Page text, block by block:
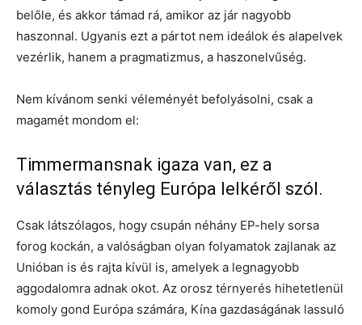
belőle, és akkor támad rá, amikor az jár nagyobb
haszonnal. Ugyanis ezt a pártot nem ideálok és alapelvek
vezérlik, hanem a pragmatizmus, a haszonelvűség.
Nem kívánom senki véleményét befolyásolni, csak a
magamét mondom el:
Timmermansnak igaza van, ez a
választás tényleg Európa lelkéről szól.
Csak látszólagos, hogy csupán néhány EP-hely sorsa
forog kockán, a valóságban olyan folyamatok zajlanak az
Unióban is és rajta kívül is, amelyek a legnagyobb
aggodalomra adnak okot. Az orosz térnyerés hihetetlenül
komoly gond Európa számára, Kína gazdaságának lassuló